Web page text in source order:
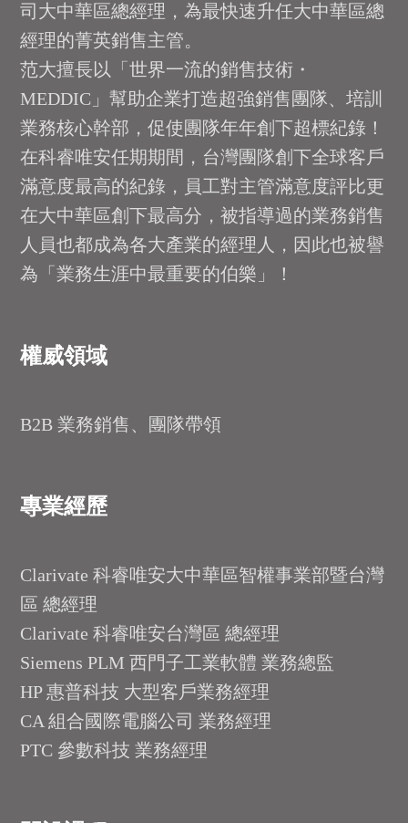
司大中華區總經理，為最快速升任大中華區總
經理的菁英銷售主管。
范大擅長以「世界一流的銷售技術・
MEDDIC」幫助企業打造超強銷售團隊、培訓
業務核心幹部，促使團隊年年創下超標紀錄！
在科睿唯安任期期間，台灣團隊創下全球客戶
滿意度最高的紀錄，員工對主管滿意度評比更
在大中華區創下最高分，被指導過的業務銷售
人員也都成為各大產業的經理人，因此也被譽
為「業務生涯中最重要的伯樂」！
權威領域
B2B 業務銷售、團隊帶領
專業經歷
Clarivate 科睿唯安大中華區智權事業部暨台灣
區 總經理
Clarivate 科睿唯安台灣區 總經理
Siemens PLM 西門子工業軟體 業務總監
HP 惠普科技 大型客戶業務經理
CA 組合國際電腦公司 業務經理
PTC 參數科技 業務經理